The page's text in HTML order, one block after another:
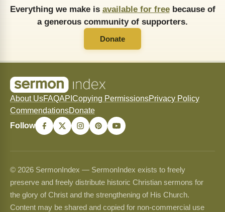
Everything we make is available for freebecause of
a generous community of supporters.
Donate
About UsFAQAPI Copying PermissionsPrivacy Policy
CommendationsDonate
Follow
© 2026 SermonIndex — SermonIndex exists to freely
preserve and freely distribute historic Christian sermons for
the glory of Christ and the strengthening of His Church.
Content may be shared and copied for non-commercial use